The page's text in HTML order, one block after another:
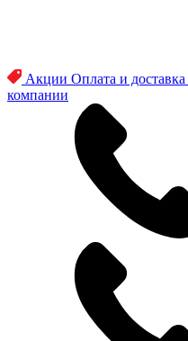
Акции Оплата и доставка
компании